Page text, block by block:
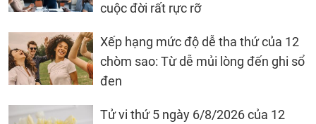
cuộc đời rất rực rỡ
Xếp hạng mức độ dễ tha thứ của 12
chòm sao: Từ dễ mủi lòng đến ghi sổ
đen
Tử vi thứ 5 ngày 6/8/2026 của 12